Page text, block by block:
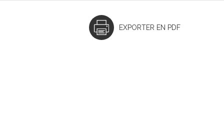
EXPORTER EN PDF